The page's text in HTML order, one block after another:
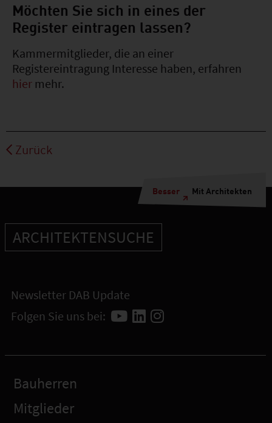
Möchten Sie sich in eines der
Register eintragen lassen?
Kammermitglieder, die an einer
Registereintragung Interesse haben, erfahren
hier mehr.
Zurück
Besser Mit Architekten
ARCHITEKTENSUCHE
Newsletter DAB Update
Folgen Sie uns bei:
Bauherren
Mitglieder